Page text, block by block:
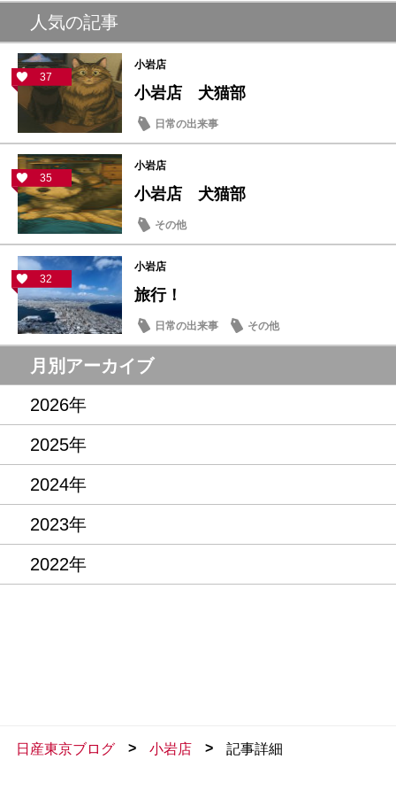
人気の記事
37
小岩店
小岩店 犬猫部
日常の出来事
35
小岩店
小岩店 犬猫部
その他
32
小岩店
旅行！
日常の出来事 その他
月別アーカイブ
2026年
2025年
2024年
2023年
2022年
日産東京ブログ > 小岩店 > 記事詳細